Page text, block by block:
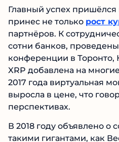
Главный успех пришёлся
принес не только рост
партнёров. К
сотни банков,
конференции в
XRP добавлена на
2017 года виртуальная
выросла в цене, что
перспективах.
В 2018 году объявлено о
такими гигантами, как